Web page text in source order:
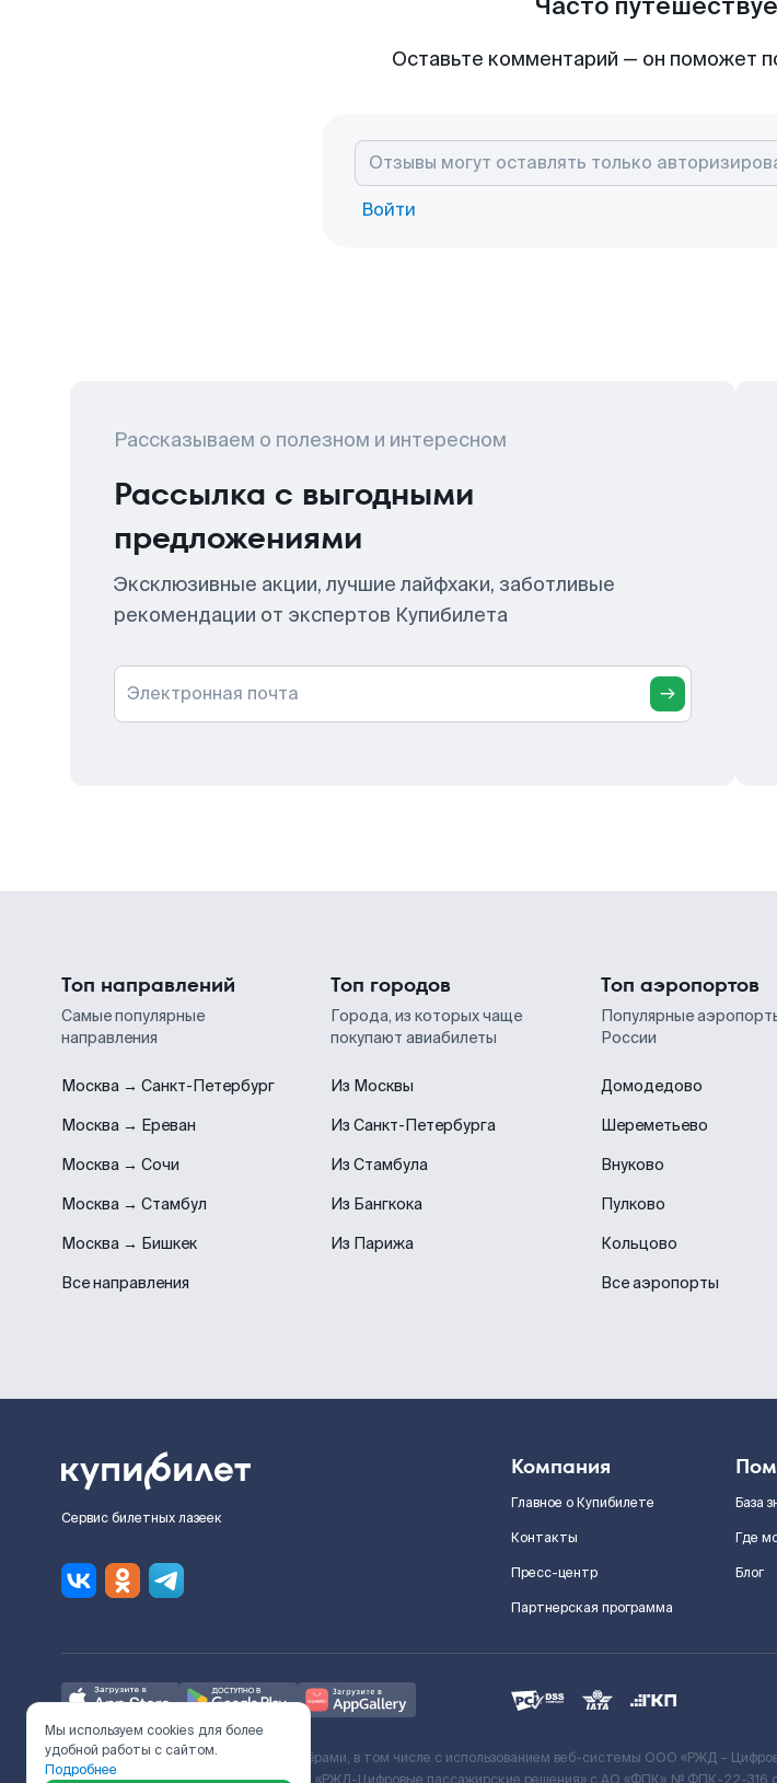
Оставьте комментарий — он поможет
Войти
Рассказываем о полезном и интересном
Рассылка с выгодными
предложениями
Эксклюзивные акции, лучшие лайфхаки, заботливые
рекомендации от экспертов Купибилета
Электронная почта
Топ направлений
Самые популярные
направления
Москва → Санкт-Петербург
Москва → Ереван
Москва → Сочи
Москва → Стамбул
Москва → Бишкек
Все направления
Топ городов
Города, из которых чаще
покупают авиабилеты
Из Москвы
Из Санкт-Петербурга
Из Стамбула
Из Бангкока
Из Парижа
Топ аэропортов
Популярные
России
Домодедово
Шереметьево
Внуково
Пулково
Кольцово
Все аэропорты
Сервис билетных лазеек
Компания
Главное о Купибилете
Контакты
Пресс-центр
Партнерская программа
База
Где
Блог
Ж/Д билеты предоставляются партнёрами, в том числе с использованием веб-системы ООО «РЖД –
Мы используем cookies для более
удобной работы с сайтом.
Подробнее